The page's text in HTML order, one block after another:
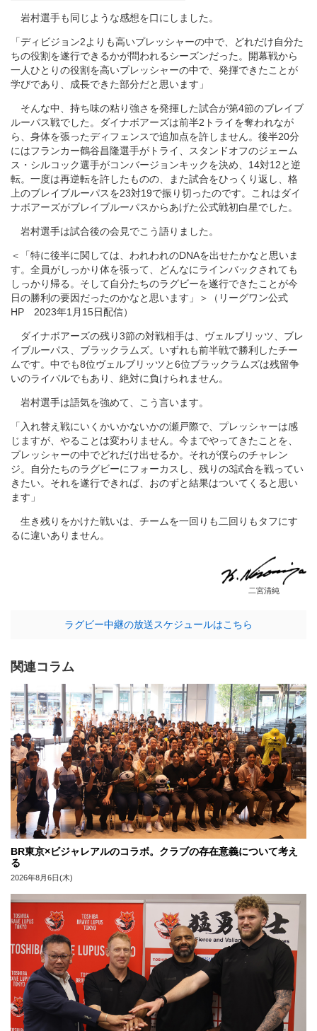
岩村選手も同じような感想を口にしました。
「ディビジョン2よりも高いプレッシャーの中で、どれだけ自分た
ちの役割を遂行できるかが問われるシーズンだった。開幕戦から
一人ひとりの役割を高いプレッシャーの中で、発揮できたことが
学びであり、成長できた部分だと思います」
そんな中、持ち味の粘り強さを発揮した試合が第4節のブレイブ
ルーパス戦でした。ダイナボアーズは前半2トライを奪われなが
ら、身体を張ったディフェンスで追加点を許しません。後半20分
にはフランカー鶴谷昌隆選手がトライ、スタンドオフのジェーム
ス・シルコック選手がコンバージョンキックを決め、14対12と逆
転。一度は再逆転を許したものの、また試合をひっくり返し、格
上のブレイブルーパスを23対19で振り切ったのです。これはダイ
ナボアーズがブレイブルーパスからあげた公式戦初白星でした。
岩村選手は試合後の会見でこう語りました。
＜「特に後半に関しては、われわれのDNAを出せたかなと思いま
す。全員がしっかり体を張って、どんなにラインバックされても
しっかり帰る。そして自分たちのラグビーを遂行できたことが今
日の勝利の要因だったのかなと思います」＞（リーグワン公式
HP 2023年1月15日配信）
ダイナボアーズの残り3節の対戦相手は、ヴェルブリッツ、ブレ
イブルーパス、ブラックラムズ。いずれも前半戦で勝利したチー
ムです。中でも8位ヴェルブリッツと6位ブラックラムズは残留争
いのライバルでもあり、絶対に負けられません。
岩村選手は語気を強めて、こう言います。
「入れ替え戦にいくかいかないかの瀬戸際で、プレッシャーは感
じますが、やることは変わりません。今までやってきたことを、
プレッシャーの中でどれだけ出せるか。それが僕らのチャレン
ジ。自分たちのラグビーにフォーカスし、残りの3試合を戦ってい
きたい。それを遂行できれば、おのずと結果はついてくると思い
ます」
生き残りをかけた戦いは、チームを一回りも二回りもタフにす
るに違いありません。
二宮清純
ラグビー中継の放送スケジュールはこちら
関連コラム
BR東京×ビジャレアルのコラボ。クラブの存在意義について考え
る
2026年8月6日(木)